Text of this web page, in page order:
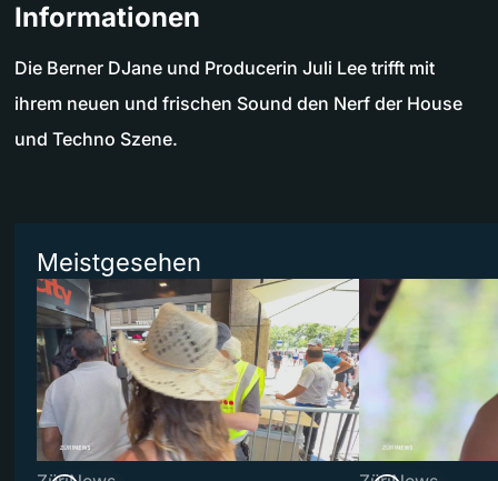
Informationen
Die Berner DJane und Producerin Juli Lee trifft mit
ihrem neuen und frischen Sound den Nerf der House
und Techno Szene.
Meistgesehen